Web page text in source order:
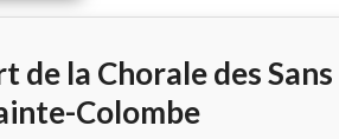
de la Chorale des
Colombe